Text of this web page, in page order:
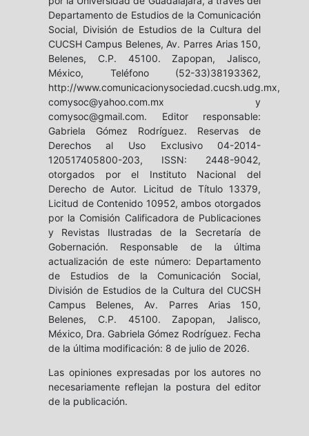
Departamento de Estudios de la Comunicación
Social, División de Estudios de la Cultura del
CUCSH Campus Belenes, Av. Parres Arias 150,
Belenes, C.P. 45100. Zapopan, Jalisco,
México, Teléfono (52-33)38193362,
http://www.comunicacionysociedad.cucsh.udg.mx,
comysoc@yahoo.com.mx y
comysoc@gmail.com. Editor responsable:
Gabriela Gómez Rodríguez. Reservas de
Derechos al Uso Exclusivo 04-2014-
120517405800-203, ISSN: 2448-9042,
otorgados por el Instituto Nacional del
Derecho de Autor. Licitud de Título 13379,
Licitud de Contenido 10952, ambos otorgados
por la Comisión Calificadora de Publicaciones
y Revistas Ilustradas de la Secretaría de
Gobernación. Responsable de la última
actualización de este número: Departamento
de Estudios de la Comunicación Social,
División de Estudios de la Cultura del CUCSH
Campus Belenes, Av. Parres Arias 150,
Belenes, C.P. 45100. Zapopan, Jalisco,
México, Dra. Gabriela Gómez Rodríguez. Fecha
de la última modificación: 8 de julio de 2026.
Las opiniones expresadas por los autores no
necesariamente reflejan la postura del editor
de la publicación.